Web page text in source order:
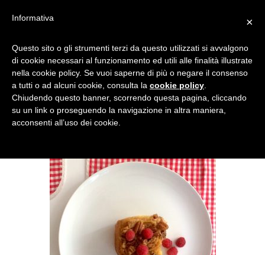
RICETTA MERENDA
BRIOCHE PER BAMBINI
×
Informativa
Questo sito o gli strumenti terzi da questo utilizzati si avvalgono
di cookie necessari al funzionamento ed utili alle finalità illustrate
nella cookie policy. Se vuoi saperne di più o negare il consenso
a tutti o ad alcuni cookie, consulta la cookie policy
Chiudendo questo banner, scorrendo questa pagina, cliccando
su un link o proseguendo la navigazione in altra maniera,
acconsenti all’uso dei cookie.